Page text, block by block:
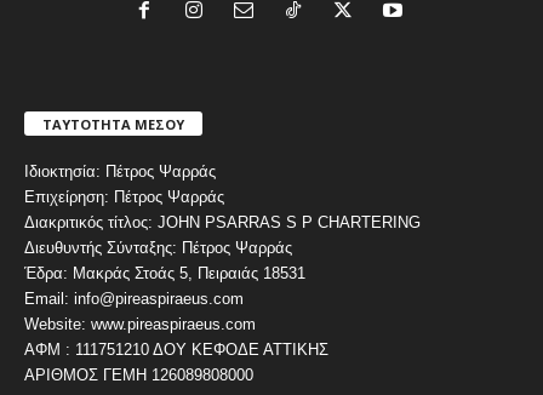
ΤΑΥΤΟΤΗΤΑ ΜΕΣΟΥ
Ιδιοκτησία: Πέτρος Ψαρράς
Επιχείρηση: Πέτρος Ψαρράς
Διακριτικός τίτλος: JOHN PSARRAS S P CHARTERING
Διευθυντής Σύνταξης: Πέτρος Ψαρράς
Έδρα: Μακράς Στοάς 5, Πειραιάς 18531
Email: info@pireaspiraeus.com
Website: www.pireaspiraeus.com
ΑΦΜ : 111751210 ΔΟΥ ΚΕΦΟΔΕ ΑΤΤΙΚΗΣ
ΑΡΙΘΜΟΣ ΓΕΜΗ 126089808000